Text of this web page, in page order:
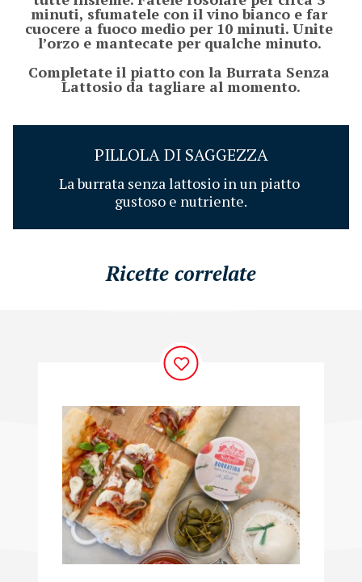
minuti, sfumatele con il vino bianco e far
cuocere a fuoco medio per 10 minuti. Unite
l’orzo e mantecate per qualche minuto.
Completate il piatto con la Burrata Senza
PILLOLA DI SAGGEZZA
La burrata senza lattosio in un piatto
gustoso e nutriente.
Ricette correlate